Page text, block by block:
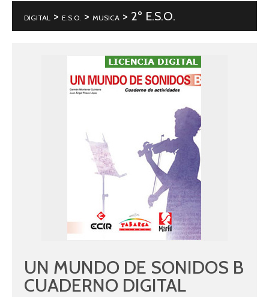
DIGITAL > E.S.O. > MUSICA > 2º E.S.O.
UN MUNDO DE SONIDOS B
CUADERNO DIGITAL